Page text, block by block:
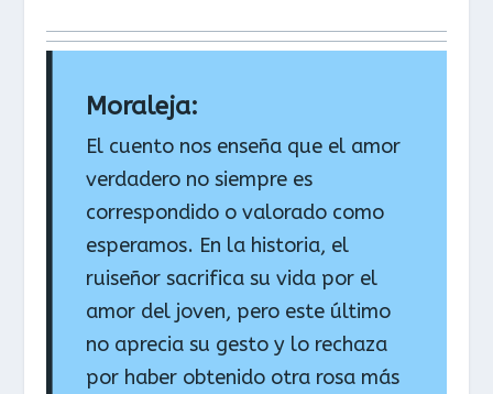
Moraleja:
El cuento nos enseña que el amor
verdadero no siempre es
correspondido o valorado como
esperamos. En la historia, el
ruiseñor sacrifica su vida por el
amor del joven, pero este último
no aprecia su gesto y lo rechaza
por haber obtenido otra rosa más